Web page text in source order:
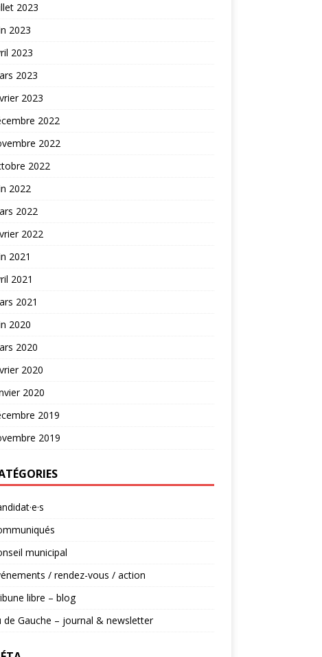
2023
2023
2023
2023
2023
2022
2022
2022
2022
2022
2022
2021
2021
2021
2020
2020
2020
2020
2019
2019
municipal
/ rendez-vous / action
libre – blog
de Gauche – journal & newsletter